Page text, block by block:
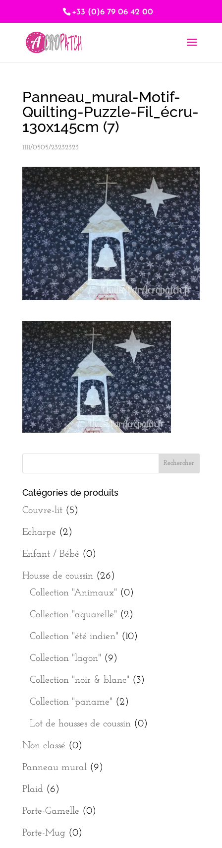
+33 (0)6 79 06 42 00
Panneau_mural-Motif-
Quilting-Puzzle-Fil_écru-
130x145cm (7)
1111/0505/23232323
Catégories de produits
Couvre-lit (5)
Echarpe (2)
Enfant / Bébé (0)
Housse de coussin (26)
Collection "Animaux" (0)
Collection "aquarelle" (2)
Collection "été indien" (10)
Collection "lagon" (9)
Collection "noir & blanc" (3)
Collection "paname" (2)
Lot de housses de coussin (0)
Non classé (0)
Panneau mural (9)
Plaid (6)
Porte-Gamelle (0)
Porte-Mug (0)